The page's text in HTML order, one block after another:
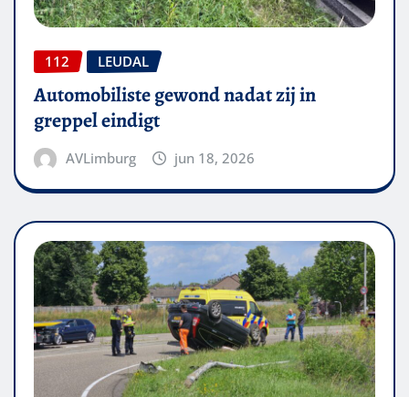
112 LEUDAL
Automobiliste gewond nadat zij in
greppel eindigt
AVLimburg jun 18, 2026